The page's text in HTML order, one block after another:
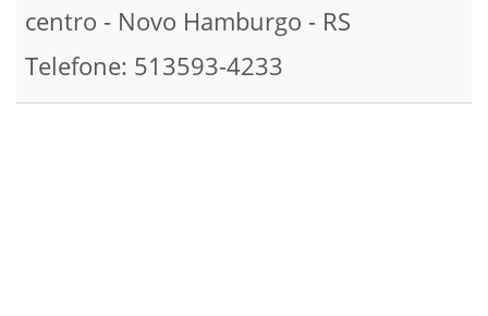
centro - Novo Hamburgo - RS
Telefone: 513593-4233